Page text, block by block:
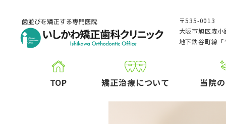
〒535-0013
大阪市旭区森
地下鉄谷町線
TOP 矯正治療について 当院